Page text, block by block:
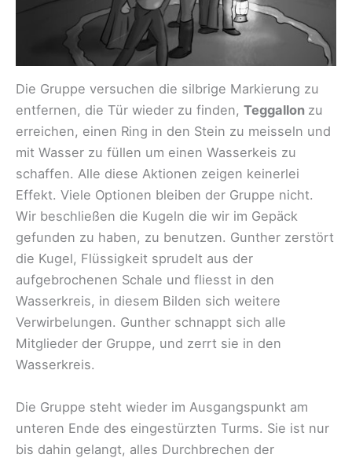
Die Gruppe versuchen die silbrige Markierung zu
entfernen, die Tür wieder zu finden, Teggallon zu
erreichen, einen Ring in den Stein zu meisseln und
mit Wasser zu füllen um einen Wasserkeis zu
schaffen. Alle diese Aktionen zeigen keinerlei
Effekt. Viele Optionen bleiben der Gruppe nicht.
Wir beschließen die Kugeln die wir im Gepäck
gefunden zu haben, zu benutzen. Gunther zerstört
die Kugel, Flüssigkeit sprudelt aus der
aufgebrochenen Schale und fliesst in den
Wasserkreis, in diesem Bilden sich weitere
Verwirbelungen. Gunther schnappt sich alle
Mitglieder der Gruppe, und zerrt sie in den
Wasserkreis.
Die Gruppe steht wieder im Ausgangspunkt am
unteren Ende des eingestürzten Turms. Sie ist nur
bis dahin gelangt, alles Durchbrechen der